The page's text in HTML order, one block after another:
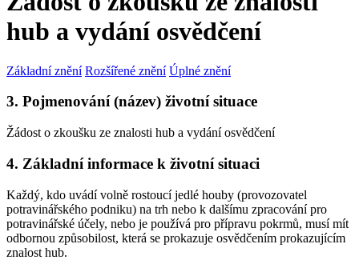
hub a vydání osvědčení
Základní znění Rozšířené znění Úplné znění
3. Pojmenování (název) životní situace
Žádost o zkoušku ze znalosti hub a vydání osvědčení
4. Základní informace k životní situaci
Každý, kdo uvádí volně rostoucí jedlé houby (provozovatel
potravinářského podniku) na trh nebo k dalšímu zpracování pro
potravinářské účely, nebo je používá pro přípravu pokrmů, musí mít
odbornou způsobilost, která se prokazuje osvědčením prokazujícím
znalost hub.